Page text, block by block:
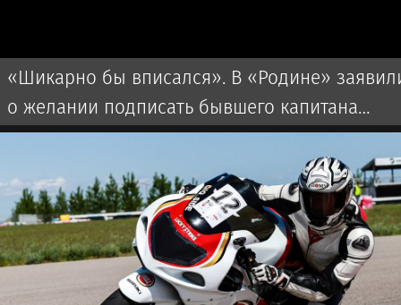
«Шикарно бы вписался». В «Родине»
о желании подписать бывшего капитана
мадридского «Реала»